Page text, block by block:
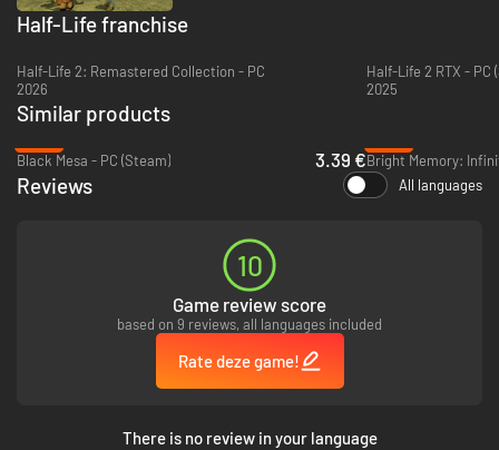
Half-Life franchise
Half-Life 2: Remastered Collection - PC
2026
Half-Life 2 RTX - PC
2025
Similar products
Black Mesa - PC (Steam)
3.39 €Bright Memory:
Reviews All languages
10
Game review score
based on 9 reviews, all languages included
Rate deze game!
There is no review in your language